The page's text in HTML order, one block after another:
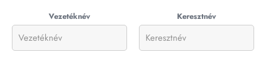
Vezetéknév Keresztnév